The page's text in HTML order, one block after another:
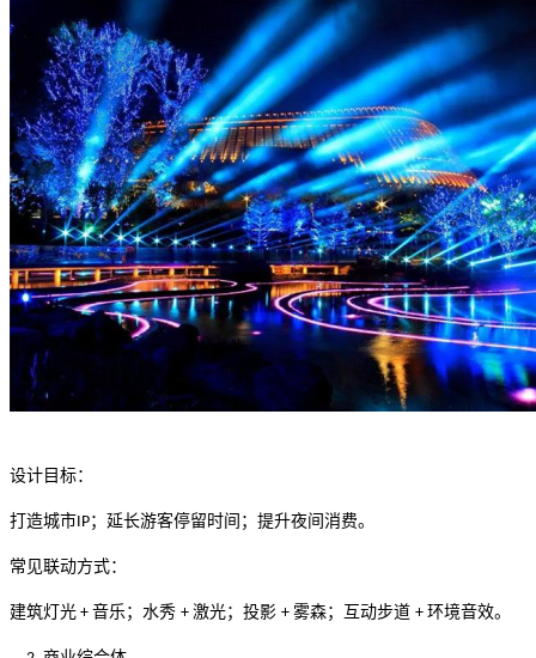
设计目标：
打造城市IP；延长游客停留时间；提升夜间消费。
常见联动方式：
建筑灯光 + 音乐；水秀 + 激光；投影 + 雾森；互动步道 + 环境音效。